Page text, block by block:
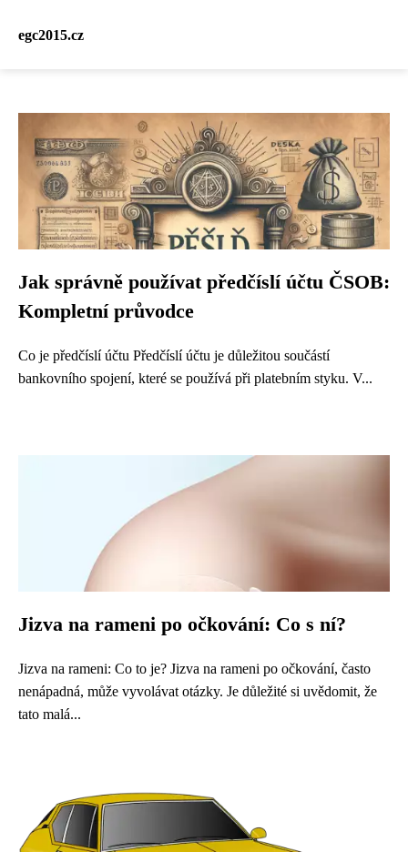
egc2015.cz
Jak správně používat předčíslí účtu ČSOB:
Kompletní průvodce
Co je předčíslí účtu Předčíslí účtu je důležitou součástí
bankovního spojení, které se používá při platebním styku. V...
Jizva na rameni po očkování: Co s ní?
Jizva na rameni: Co to je? Jizva na rameni po očkování, často
nenápadná, může vyvolávat otázky. Je důležité si uvědomit, že
tato malá...